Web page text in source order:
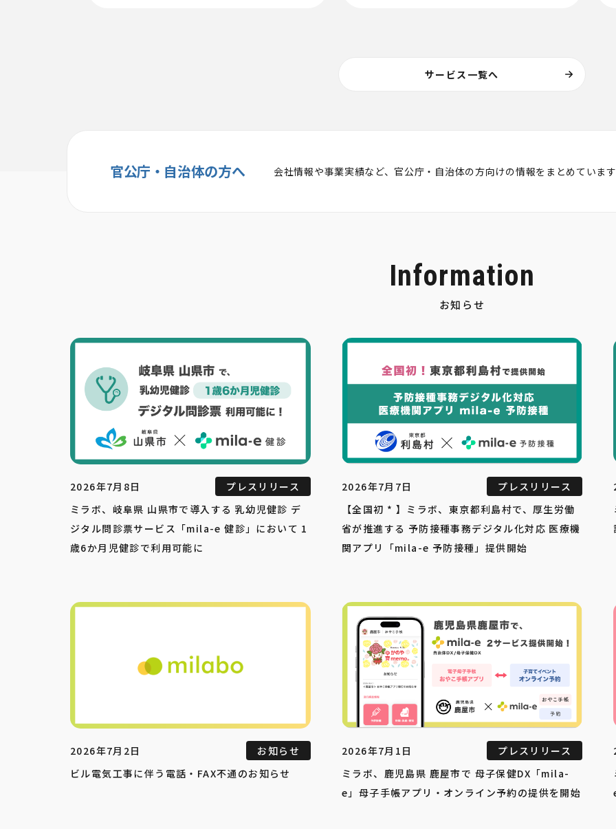
サービス一覧へ
官公庁・自治体の方へ 会社情報や事業実績など、官公庁・自治体の方向けの情報をまとめていま
Information
お知らせ
2026年7月8日
プレスリリース
ミラボ、岐阜県 山県市で導入する 乳幼児健診 デ
ジタル問診票サービス「mila-e 健診」において 1
歳6か月児健診で利用可能に
2026年7月7日
プレスリリース
【全国初 * 】ミラボ、東京都利島村で、厚生労働
省が推進する 予防接種事務デジタル化対応 医療機
関アプリ「mila-e 予防接種」提供開始
2026年7月2日
お知らせ
ビル電気工事に伴う電話・FAX不通のお知らせ
2026年7月1日
プレスリリース
ミラボ、鹿児島県 鹿屋市で 母子保健DX「mila-
e」母子手帳アプリ・オンライン予約の提供を開始